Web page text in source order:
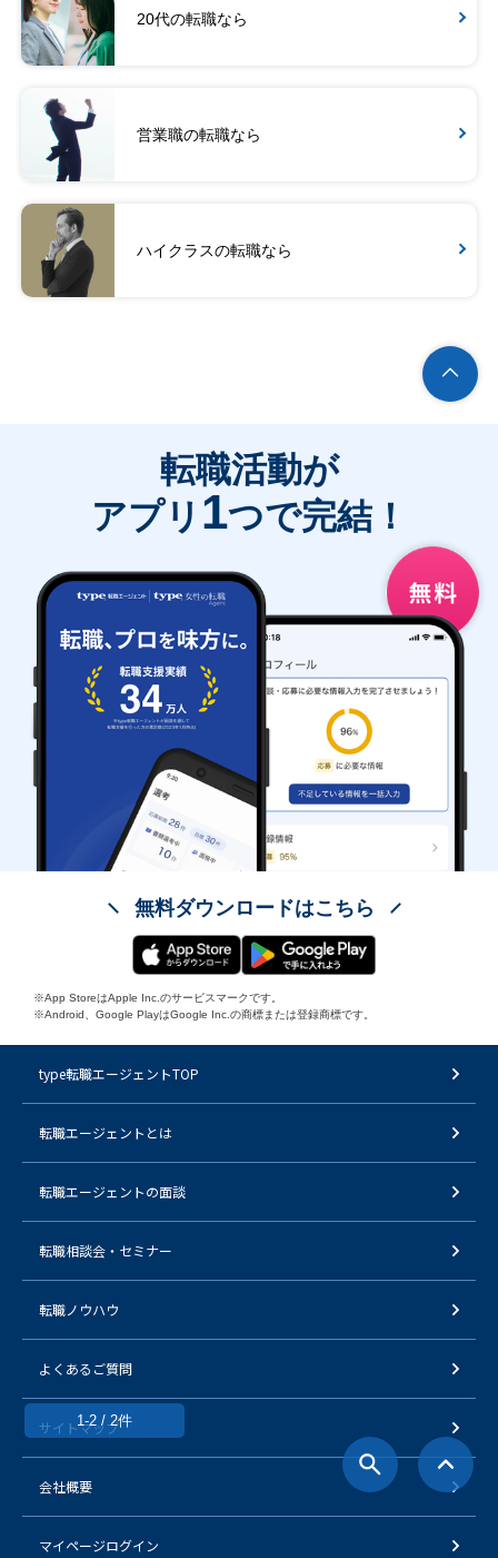
20代の転職なら
営業職の転職なら
ハイクラスの転職なら
1-2 / 2件
転職活動が
アプリ 1つで完結！
無料ダウンロードはこちら
※App StoreはApple Inc.のサービスマークです。
※Android、Google PlayはGoogle Inc.の商標または登録商標です。
type転職エージェントTOP
転職エージェントとは
転職エージェントの面談
転職相談会・セミナー
転職ノウハウ
よくあるご質問
サイトマップ
会社概要
マイページログイン